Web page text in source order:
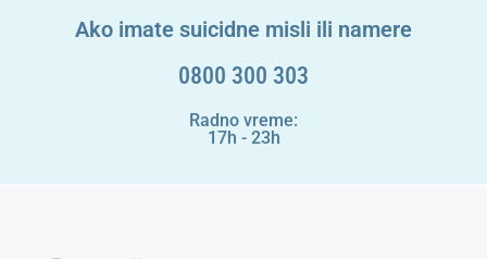
Ako imate suicidne misli ili namere
0800 300 303
Radno vreme:
17h - 23h